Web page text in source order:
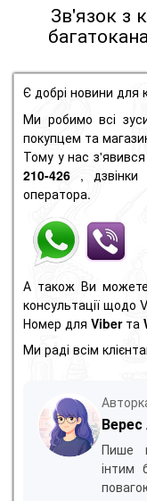
Зв'язок з
Є добрі новини для
Ми робимо всі
покупцем та
Тому у нас
210-426 , дзвінки
оператора.
А також Ви
консультації щодо
Номер для Viberта
Ми раді всім
Верес
Пише
інтим